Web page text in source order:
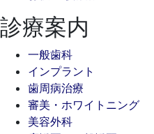
診療案内
一般歯科
インプラント
歯周病治療
審美・ホワイトニング
美容外科